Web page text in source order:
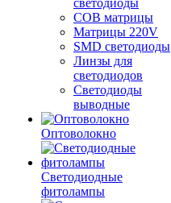
светодиоды
COB матрицы
Матрицы 220V
SMD светодиоды
Линзы для
светодиодов
Светодиоды
выводные
Оптоволокно
Светодиодные
фитолампы